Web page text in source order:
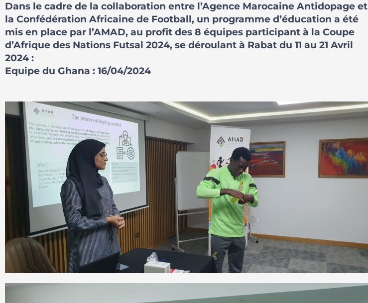
Dans le cadre de la collaboration entre l’Agence Marocaine Antidopage et
la Confédération Africaine de Football, un programme d’éducation a été
mis en place par l’AMAD, au profit des 8 équipes participant à la Coupe
d’Afrique des Nations Futsal 2024, se déroulant à Rabat du 11 au 21 Avril
2024 :
Equipe du Ghana : 16/04/2024